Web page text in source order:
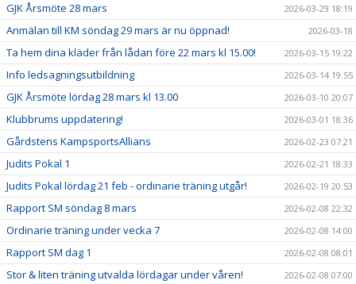
GJK Årsmöte 28 mars 2026-03-29 18:19
Anmälan till KM söndag 29 mars är nu öppnad! 2026-03-18
Ta hem dina kläder från lådan före 22 mars kl 15.00! 2026-03-15 19:22
Info ledsagningsutbildning 2026-03-14 19:55
GJK Årsmöte lördag 28 mars kl 13.00 2026-03-10 20:07
Klubbrums uppdatering! 2026-03-01 18:36
Gårdstens KampsportsAllians 2026-02-23 07:21
Judits Pokal 1 2026-02-21 18:33
Judits Pokal lördag 21 feb - ordinarie träning utgår! 2026-02-19 20:53
Rapport SM söndag 8 mars 2026-02-08 22:32
Ordinarie träning under vecka 7 2026-02-08 14:00
Rapport SM dag 1 2026-02-08 08:01
Stor & liten träning utvalda lördagar under våren! 2026-02-08 07:00